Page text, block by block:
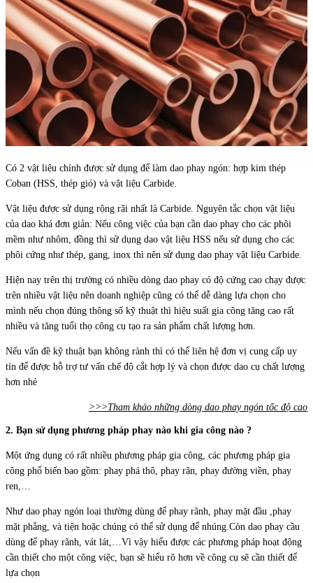
Có 2 vật liệu chính được sử dụng để làm dao phay ngón: hợp kim thép
Coban (HSS, thép gió) và vật liệu Carbide.
Vật liệu được sử dụng rộng rãi nhất là Carbide. Nguyên tắc chọn vật liệu
của dao khá đơn giản: Nếu công việc của bạn cần dao phay cho các phôi
mềm như nhôm, đồng thì sử dụng dao vật liệu HSS nếu sử dụng cho các
phôi cứng như thép, gang, inox thì nên sử dụng dao phay vật liệu Carbide.
Hiện nay trên thị trường có nhiều dòng dao phay có độ cứng cao chạy được
trên nhiều vật liệu nên doanh nghiệp cũng có thể dễ dàng lựa chọn cho
mình nếu chọn đúng thông số kỹ thuật thì hiệu suất gia công tăng cao rất
nhiều và tăng tuổi thọ công cụ tạo ra sản phẩm chất lượng hơn.
Nếu vấn đề kỹ thuật bạn không rành thì có thể liên hệ đơn vị cung cấp uy
tín để được hỗ trợ tư vấn chế độ cắt hợp lý và chọn được dao cụ chất lượng
hơn nhé
>>>Tham khảo những dòng dao phay ngón tốc độ cao
2. Bạn sử dụng phương pháp phay nào khi gia công nào ?
Một ứng dụng có rất nhiều phương pháp gia công, các phương pháp gia
công phổ biến bao gồm: phay phá thô, phay rãn, phay đường viền, phay
ren,…
Như dao phay ngón loại thường dùng để phay rãnh, phay mặt đầu ,phay
mặt phẳng, và tiện hoặc chúng có thể sử dụng để nhúng.Còn dao phay cầu
dùng để phay rãnh, vát lát,…Vì vậy hiểu được các phương pháp hoạt động
cần thiết cho một công việc, bạn sẽ hiểu rõ hơn về công cụ sẽ cần thiết để
lựa chọn